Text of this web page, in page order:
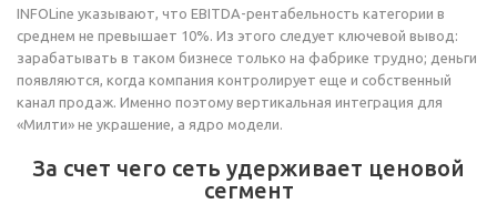
INFOLine указывают, что EBITDA-рентабельность категории в
среднем не превышает 10%. Из этого следует ключевой вывод:
зарабатывать в таком бизнесе только на фабрике трудно; деньги
появляются, когда компания контролирует еще и собственный
канал продаж. Именно поэтому вертикальная интеграция для
«Милти» не украшение, а ядро модели.
За счет чего сеть удерживает ценовой
сегмент